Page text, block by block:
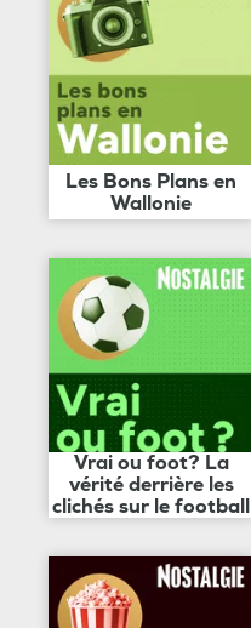
Les Bons Plans en
Wallonie
Vrai ou foot? La
vérité derrière les
clichés sur le football